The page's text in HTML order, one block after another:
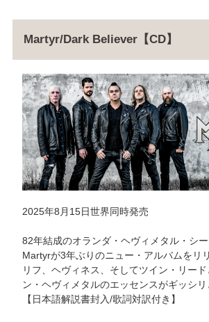
Martyr/Dark Believer【CD】
2025年8月15日世界同時発売
82年結成のオランダ・ヘヴィメタル・シー
Martyrが3年ぶりのニュー・アルバムをリ
リフ、ヘヴィネス、そしてツイン・リー
ン・ヘヴィメタルのエッセンスがギッシ
【日本語解説書封入/歌詞対訳付き】